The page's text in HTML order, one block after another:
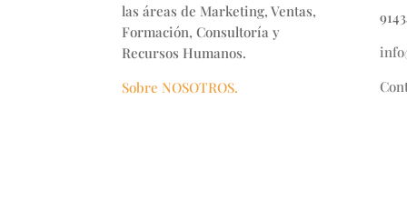
las áreas de Marketing, Ventas,
Formación, Consultoría y
Recursos Humanos.
Sobre NOSOTROS.